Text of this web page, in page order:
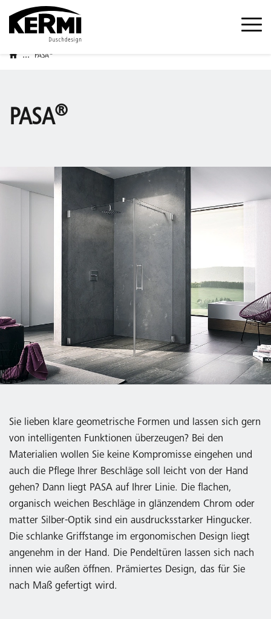
... PASA®
PASA®
Sie lieben klare geometrische Formen und lassen sich gern
von intelligenten Funktionen überzeugen? Bei den
Materialien wollen Sie keine Kompromisse eingehen und
auch die Pflege Ihrer Beschläge soll leicht von der Hand
gehen? Dann liegt PASA auf Ihrer Linie. Die flachen,
organisch weichen Beschläge in glänzendem Chrom oder
matter Silber-Optik sind ein ausdrucksstarker Hingucker.
Die schlanke Griffstange im ergonomischen Design liegt
angenehm in der Hand. Die Pendeltüren lassen sich nach
innen wie außen öffnen. Prämiertes Design, das für Sie
nach Maß gefertigt wird.